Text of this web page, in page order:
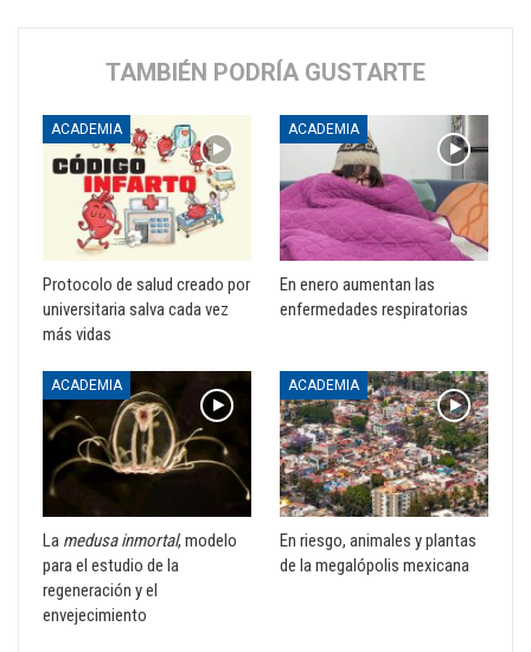
TAMBIÉN PODRÍA GUSTARTE
ACADEMIA
Protocolo de salud creado por
universitaria salva cada vez
más vidas
ACADEMIA
En enero aumentan las
enfermedades respiratorias
ACADEMIA
La medusa inmortal, modelo
para el estudio de la
regeneración y el
envejecimiento
ACADEMIA
En riesgo, animales y plantas
de la megalópolis mexicana